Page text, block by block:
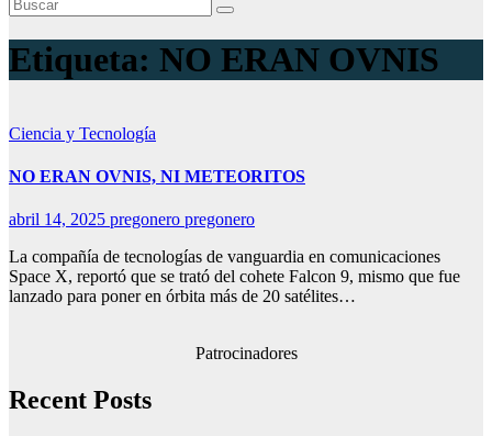
Etiqueta: NO ERAN OVNIS
Ciencia y Tecnología
NO ERAN OVNIS, NI METEORITOS
abril 14, 2025 pregonero pregonero
La compañía de tecnologías de vanguardia en comunicaciones
Space X, reportó que se trató del cohete Falcon 9, mismo que fue
lanzado para poner en órbita más de 20 satélites…
Patrocinadores
Recent Posts